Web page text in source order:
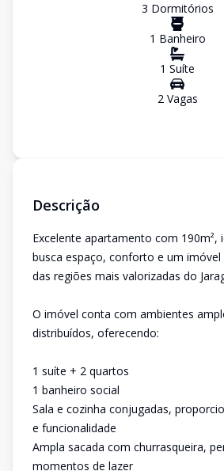
3 Dormitórios
1 Banheiro
1 Suíte
2Vagas
Descrição
Excelente apartamento com 190m²,
busca espaço, conforto e um
das regiões mais valorizadas do
O imóvel conta com ambientes
distribuídos, oferecendo:
1 suíte + 2 quartos
1 banheiro social
Sala e cozinha conjugadas,
e funcionalidade
Ampla sacada com churrasqueira,
momentos de lazer